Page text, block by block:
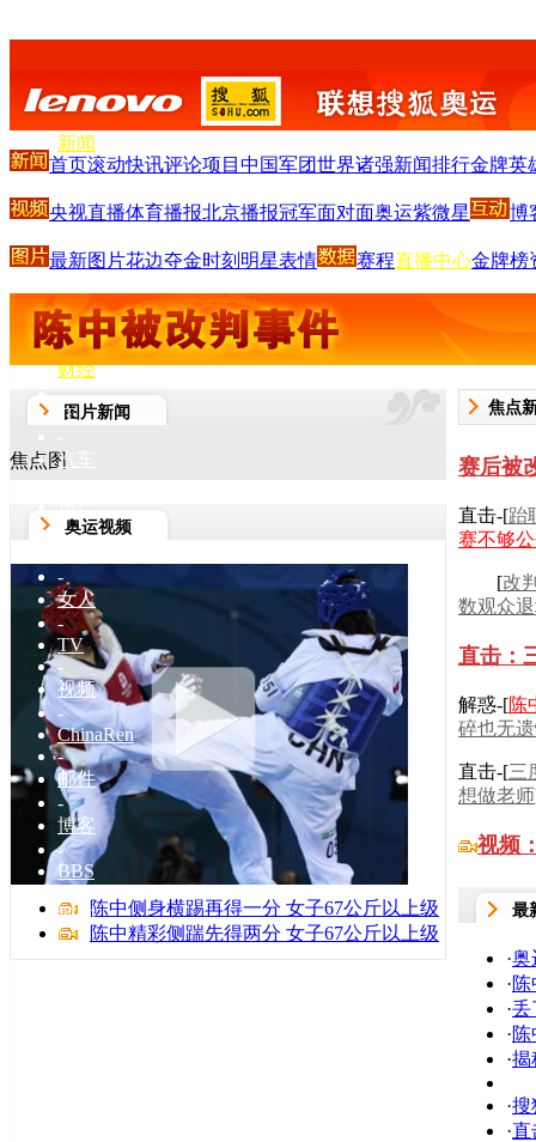
搜狐首页
新闻
-
-
-
-
V
-
财经
-
IT
汽车
-
女人
-
TV
-
视频
-
ChinaRen
-
邮件
-
博客
-
BBS
搜狗
首页滚动快讯评论项目 中国军团世界诸强新闻排行金牌英
央视直播体育播报北京播报冠军面对面奥运紫微星 博
最新图片花边夺金时刻 明星表情 赛程直播中心金牌榜
图片新闻
焦点图
奥运视频
陈中侧身横踢再得一分 女子67公斤以上级
陈中精彩侧踹先得两分 女子67公斤以上级
焦点
赛后被
直击-[跆
赛不够
[改
数观众
直击：
解惑-[陈
碎也无
直击-[三
想做老师
视频
最
·奥
·
·丢
·
·揭
·搜
·直